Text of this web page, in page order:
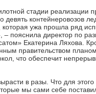
стадии реализации
контейнеровозов
ужа прошла ряд
пояснила директор по
Екатерина Ляхова.
правительством
что обеспечит
в разы. Что для
мы сами себе